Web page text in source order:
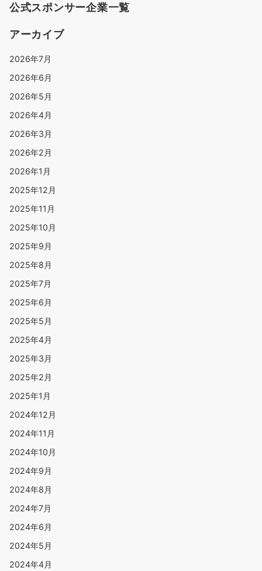
公式スポンサー企業一覧
アーカイブ
2026年7月
2026年6月
2026年5月
2026年4月
2026年3月
2026年2月
2026年1月
2025年12月
2025年11月
2025年10月
2025年9月
2025年8月
2025年7月
2025年6月
2025年5月
2025年4月
2025年3月
2025年2月
2025年1月
2024年12月
2024年11月
2024年10月
2024年9月
2024年8月
2024年7月
2024年6月
2024年5月
2024年4月